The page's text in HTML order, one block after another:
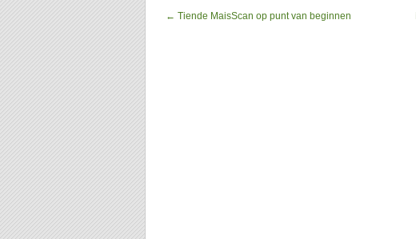
← Tiende MaisScan op punt van beginnen